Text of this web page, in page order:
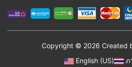
Copyright © 2026 Created
English (US)
ภ